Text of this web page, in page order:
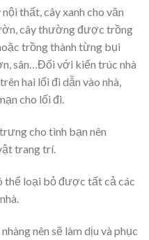
thất, cây xanh cho văn
cây thường được trồng
trồng thành từng bụi
sân…Đối với kiến trúc nhà
hai lối đi dẫn vào nhà,
cho lối đi.
cho tình bạn nên
trang trí.
thể loại bỏ được tất cả các
nên sẽ làm dịu và phục